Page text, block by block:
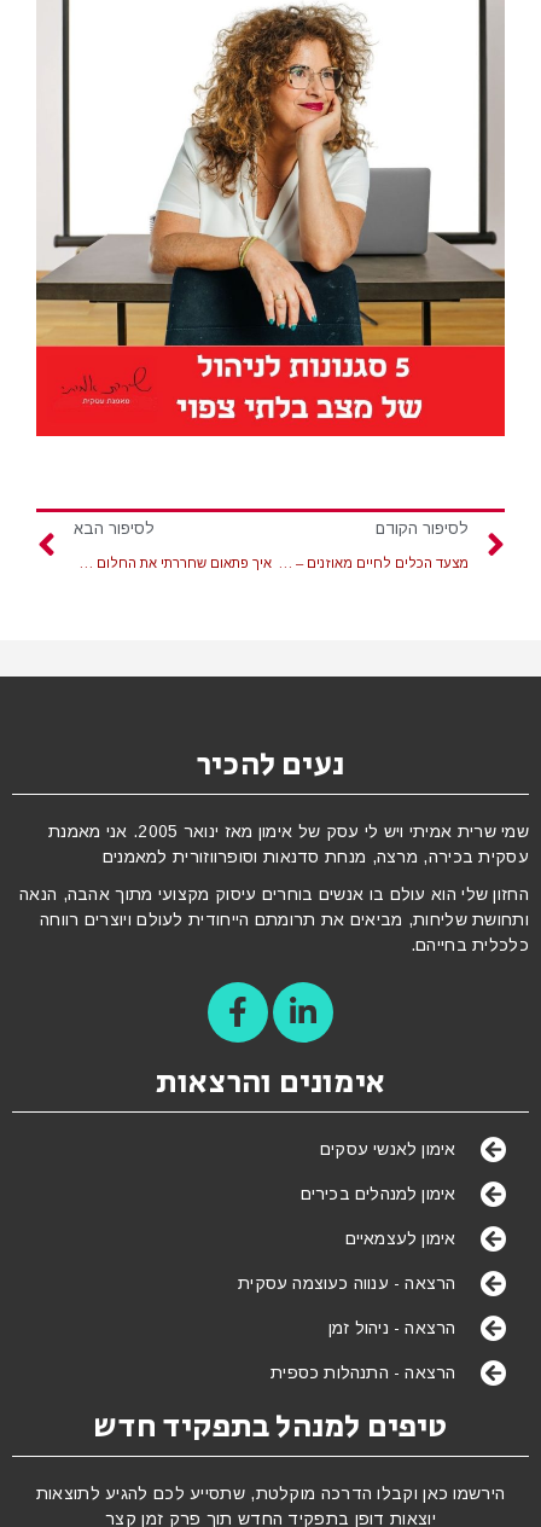
לסיפור הקודם לסיפור הבא
נעים להכיר
שמי שרית אמיתי ויש לי עסק של אימון מאז ינואר 2005. אני מאמנת
עסקית בכירה, מרצה, מנחת סדנאות וסופרווזורית למאמנים
החזון שלי הוא עולם בו אנשים בוחרים עיסוק מקצועי מתוך אהבה, הנאה
ותחושת שליחות, מביאים את תרומתם הייחודית לעולם ויוצרים רווחה
כלכלית בחייהם.
אימונים והרצאות
אימון לאנשי עסקים
אימון למנהלים בכירים
אימון לעצמאיים
הרצאה - ענווה כעוצמה עסקית
הרצאה - ניהול זמן
הרצאה - התנהלות כספית
טיפים למנהל בתפקיד חדש
הירשמו כאן וקבלו הדרכה מוקלטת, שתסייע לכם להגיע לתוצאות
יוצאות דופן בתפקיד החדש תוך פרק זמן קצר